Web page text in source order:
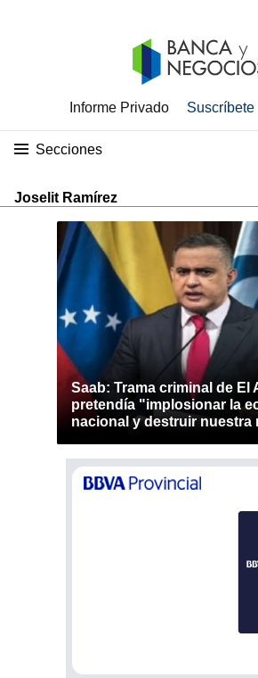
Informe Privado Suscríbete
Secciones
Joselit Ramírez
Saab: Trama criminal de El
pretendía "implosionar la
nacional y destruir nuestra